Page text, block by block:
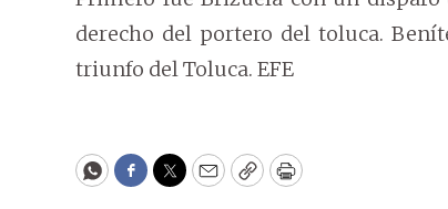
derecho del portero del toluca.
triunfo del Toluca. EFE
WhatsApp
Facebook
Twitter
EmailCopyPrint